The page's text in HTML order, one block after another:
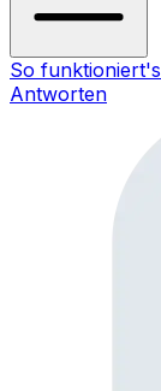
So funktioniert's
Antworten